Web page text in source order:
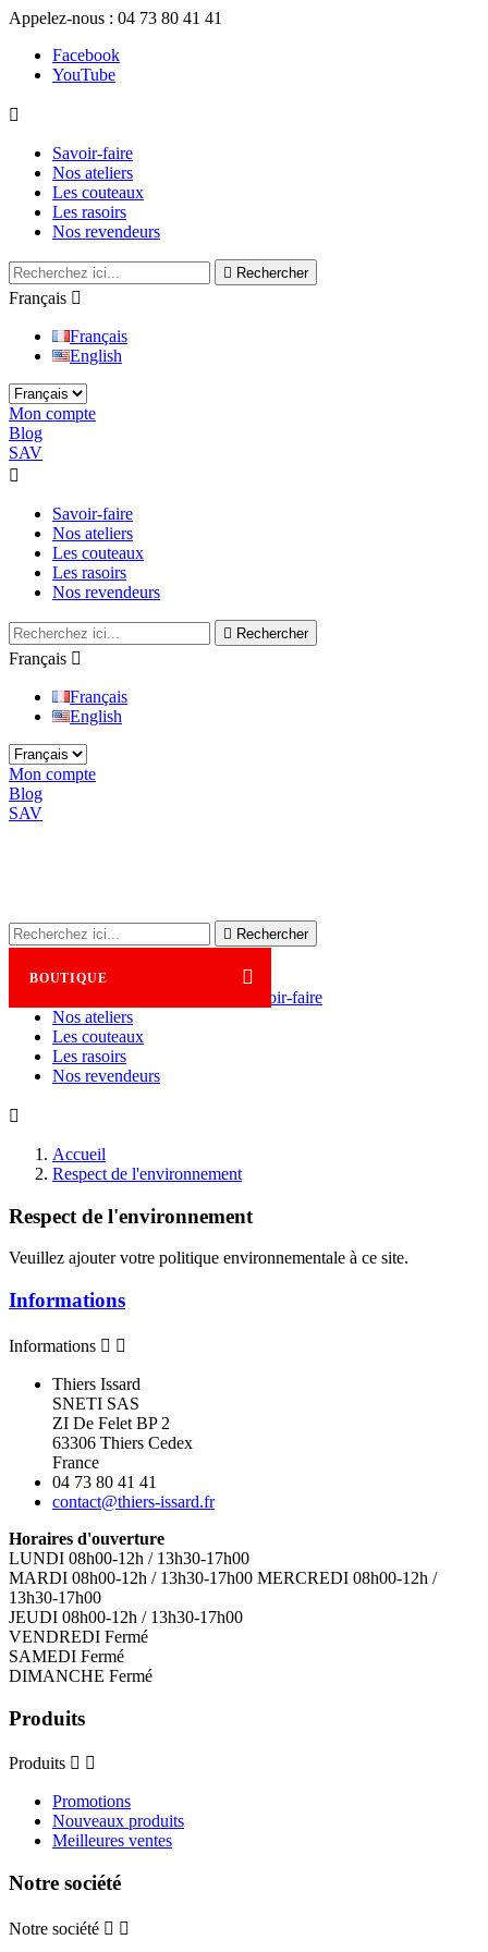
Appelez-nous : 04 73 80 41 41
Facebook
YouTube

Savoir-faire
Nos ateliers
Les couteaux
Les rasoirs
Nos revendeurs
 Rechercher
Français 
Français
English
Mon compte
Blog
SAV

Savoir-faire
Nos ateliers
Les couteaux
Les rasoirs
Nos revendeurs
 Rechercher
Français 
Français
English
Mon compte
Blog
SAV
 Rechercher

BOUTIQUE
Savoir-faire
Nos ateliers
Les couteaux
Les rasoirs
Nos revendeurs

Accueil
Respect de l'environnement
Respect de l'environnement
Veuillez ajouter votre politique environnementale à ce site.
Informations
Informations  
Thiers Issard
SNETI SAS
ZI De Felet BP 2
63306 Thiers Cedex
France
04 73 80 41 41
contact@thiers-issard.fr
Horaires d'ouverture
LUNDI 08h00-12h / 13h30-17h00
MARDI 08h00-12h / 13h30-17h00 MERCREDI 08h00-12h /
13h30-17h00
JEUDI 08h00-12h / 13h30-17h00
VENDREDI Fermé
SAMEDI Fermé
DIMANCHE Fermé
Produits
Produits  
Promotions
Nouveaux produits
Meilleures ventes
Notre société
Notre société  